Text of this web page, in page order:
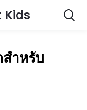
Kids
ำหรับ